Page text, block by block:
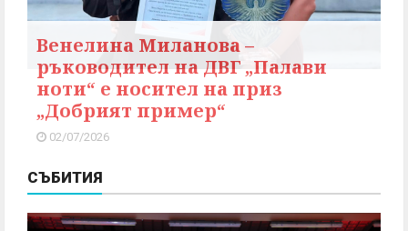
Венелина Миланова –
ръководител на ДВГ „Палави
ноти“ е носител на приз
„Добрият пример“
02/07/2026
СЪБИТИЯ